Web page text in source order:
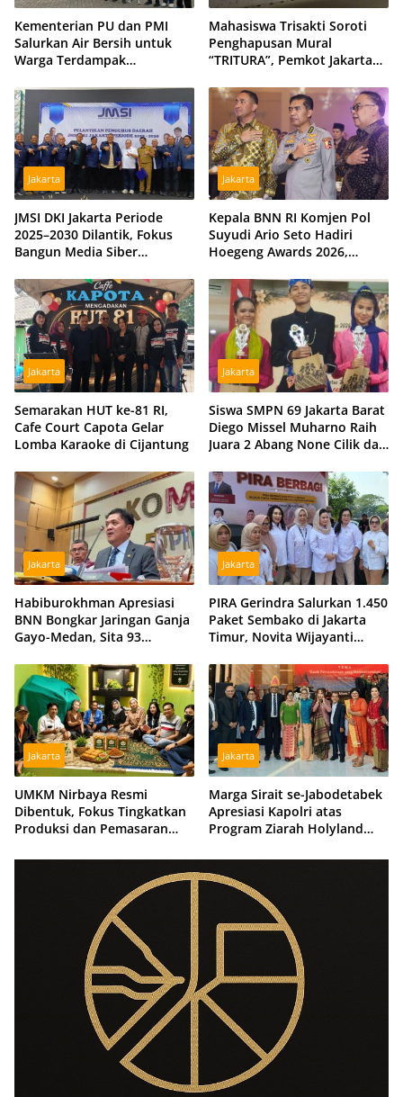
Kementerian PU dan PMI
Salurkan Air Bersih untuk
Warga Terdampak
Tiga Hidran Umum
Disiagakan
Mahasiswa Trisakti Soroti
Penghapusan Mural
“TRITURA”, Pemkot Jakarta
Jakarta
JMSI DKI Jakarta Periode
2025–2030 Dilantik, Fokus
Bangun Media Siber
Jakarta
Kepala BNN RI Komjen Pol
Suyudi Ario Seto Hadiri
Hoegeng Awards 2026,
Sinergi dengan Polri
Jakarta
Semarakan HUT ke-81 RI,
Cafe Court Capota Gelar
Lomba Karaoke di Cijantung
Jakarta
Siswa SMPN 69 Jakarta Barat
Diego Missel Muharno Raih
Juara 2 Abang None Cilik dan
Jakarta
Habiburokhman Apresiasi
BNN Bongkar Jaringan Ganja
Gayo-Medan, Sita 93
Jakarta
PIRA Gerindra Salurkan 1.450
Paket Sembako di Jakarta
Timur, Novita Wijayanti
Prabowo
Jakarta
UMKM Nirbaya Resmi
Dibentuk, Fokus Tingkatkan
Produksi dan Pemasaran
Jakarta
Marga Sirait se-Jabodetabek
Apresiasi Kapolri atas
Program Ziarah Holyland
Merdeka Sirait